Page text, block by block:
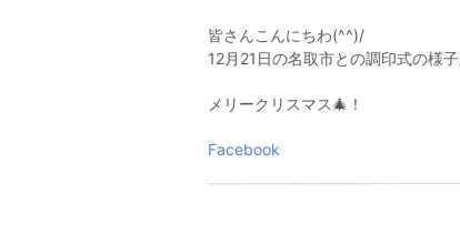
皆さんこんにちわ(^^)/
12月21日の名取市との調印式の様
メリークリスマス🎄！
Facebook